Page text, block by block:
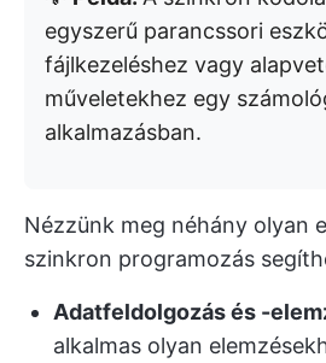
egyszerű parancssori
fájlkezeléshez vagy
műveletekhez egy
alkalmazásban.
Nézzünk meg néhány olyan
szinkron programozás
Adatfeldolgozás és -
alkalmas olyan